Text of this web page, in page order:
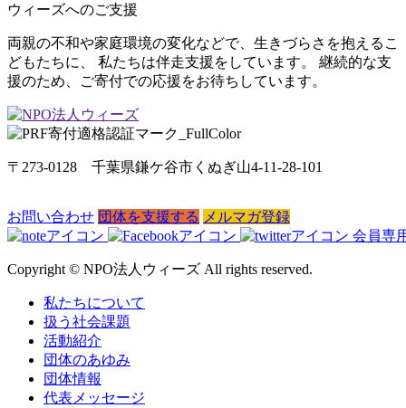
ウィーズへのご支援
両親の不和や家庭環境の変化などで、生きづらさを抱えるこ
どもたちに、 私たちは伴走支援をしています。 継続的な支
援のため、ご寄付での応援をお待ちしています。
〒273-0128 千葉県鎌ケ谷市くぬぎ山4-11-28-101
お問い合わせ 団体を支援する メルマガ登録
会員専
Copyright © NPO法人ウィーズ All rights reserved.
私たちについて
扱う社会課題
活動紹介
団体のあゆみ
団体情報
代表メッセージ